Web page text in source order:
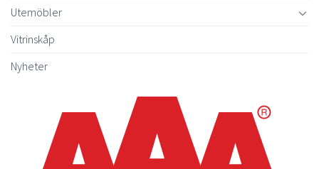
Utemöbler
Vitrinskåp
Nyheter